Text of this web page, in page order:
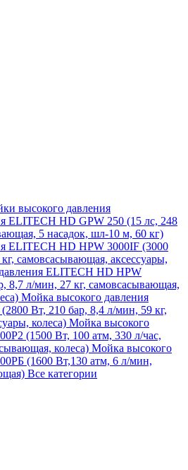
высокого давления
ELITECH HD GPW 250 (15 лс, 248
5 насадок, шл-10 м, 60 кг)
ELITECH HD HPW 3000IF (3000
самовсасывающая, аксессуары,
ELITECH HD HPW
8,7 л/мин, 27 кг, самовсасывающая,
Мойка высокого давления
Вт, 210 бар, 8,4 л/мин, 59 кг,
колеса) Мойка высокого
(1500 Вт, 100 атм, 330 л/час,
колеса) Мойка высокого
(1600 Вт,130 атм, 6 л/мин,
Все категории